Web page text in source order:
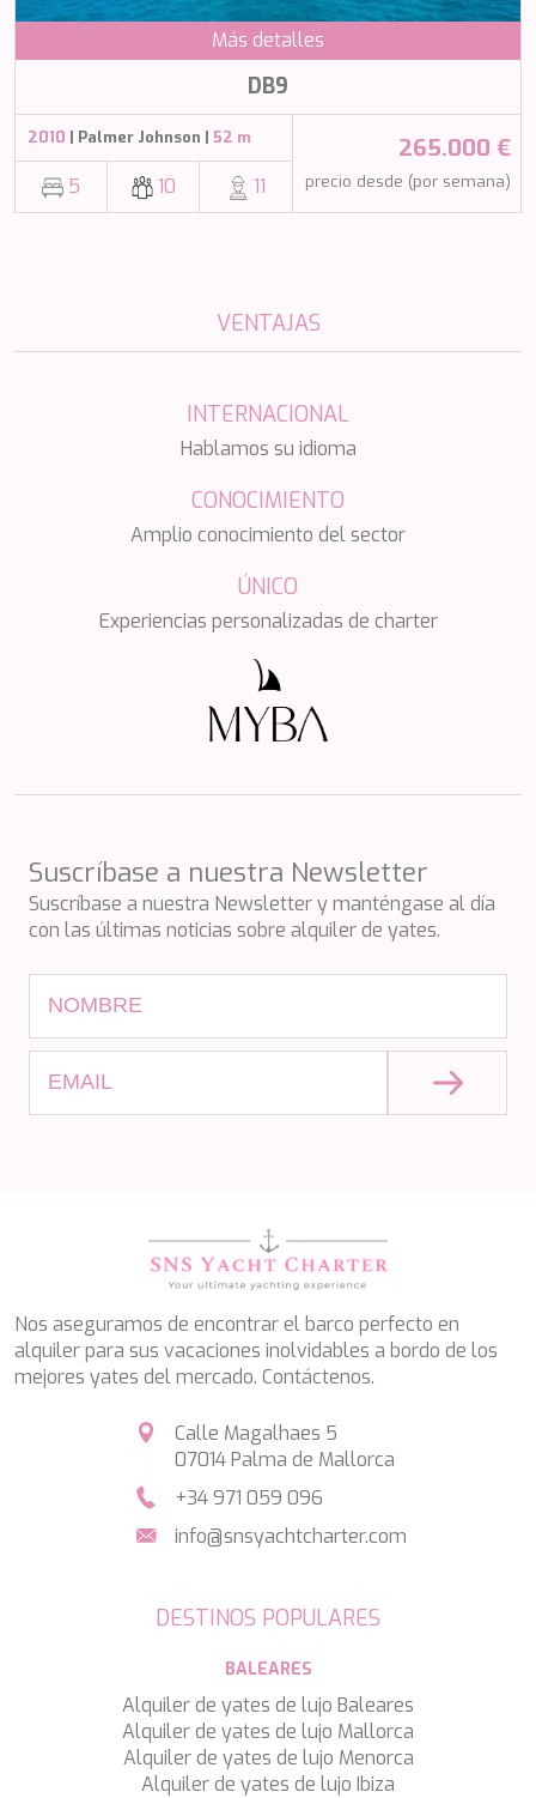
Más detalles
DB9
2010 | Palmer Johnson | 52 m
5 10 11
265.000 €
precio desde (por semana)
VENTAJAS
INTERNACIONAL
Hablamos su idioma
CONOCIMIENTO
Amplio conocimiento del sector
ÚNICO
Experiencias personalizadas de charter
Suscríbase a nuestra Newsletter
Suscríbase a nuestra Newsletter y manténgase al día
con las últimas noticias sobre alquiler de yates.
Nos aseguramos de encontrar el barco perfecto en
alquiler para sus vacaciones inolvidables a bordo de los
mejores yates del mercado. Contáctenos.
Calle Magalhaes 5
07014 Palma de Mallorca
+34 971 059 096
info@snsyachtcharter.com
DESTINOS POPULARES
BALEARES
Alquiler de yates de lujo Baleares
Alquiler de yates de lujo Mallorca
Alquiler de yates de lujo Menorca
Alquiler de yates de lujo Ibiza
SALTY
SANDS
SASTA
SCORPIOS
SEA WATER II
SEA WOLF
SEEK
SEVEN S
SILENT DREAM
SON DE MAR
ST. DAVID
STELLAMAR
SUD
SUMMER BREEZE
SUNBREEZE
SUNRISE
SWEET CAROLINE
TAKARA ONE
TAMARA II
TCB
TRILOGY
ULISSE
VAUBAN
VIVA LA VIDA
WHITEHAVEN
WORLD'S END
WYLDECREST